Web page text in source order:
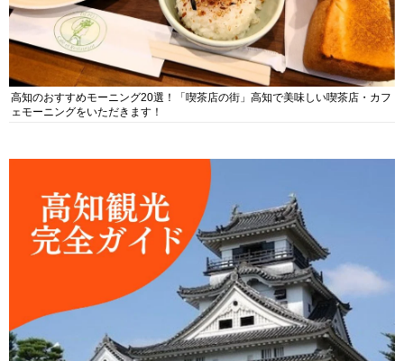
高知のおすすめモーニング20選！「喫茶店の街」高知で美味しい喫茶店・カフ
ェモーニングをいただきます！